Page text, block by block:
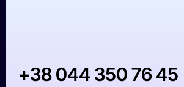
+38 044 350 76 45